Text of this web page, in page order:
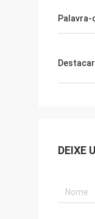
Palavra-
Destacar
DEIXE